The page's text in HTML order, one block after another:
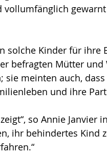
solche Kinder für ihre
befragten Mütter
sie meinten auch,
und ihre
zeigt“, so Annie Janvier
ihr behindertes Kind